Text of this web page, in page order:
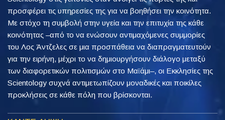
προσφέρει τις υπηρεσίες της για να βοηθήσει την κοινότητα.
Με στόχο τη συμβολή στην υγεία και την επιτυχία της κάθε
κοινότητας –από το να ενώσουν αντιμαχόμενες συμμορίες
του Λος Άντζελες σε μια προσπάθεια να διαπραγματευτούν
για την ειρήνη, μέχρι το να δημιουργήσουν διάλογο μεταξύ
των διαφορετικών πολιτισμών στο Μαϊάμι–, οι Εκκλησίες της
Scientology συχνά αντιμετωπίζουν μοναδικές και ποικίλες
προκλήσεις σε κάθε πόλη που βρίσκονται.